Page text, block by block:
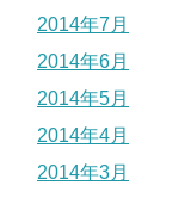
2014年7月
2014年6月
2014年5月
2014年4月
2014年3月